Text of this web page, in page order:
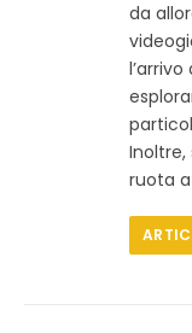
o
w
e
da
ruota